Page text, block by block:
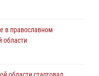
участие в богослужении
костромские
в православном
области
области стартовал